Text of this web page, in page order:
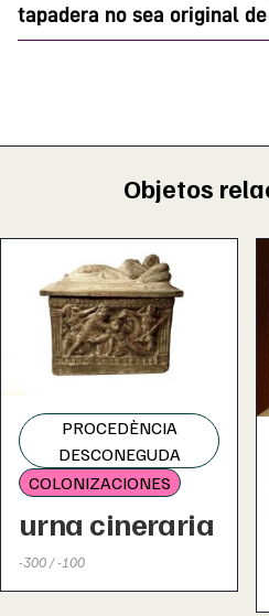
tapadera no sea original
Objetos
PROCEDÈNCIA
DESCONEGUDA
COLONIZACIONES
urna cineraria
-300 / -100